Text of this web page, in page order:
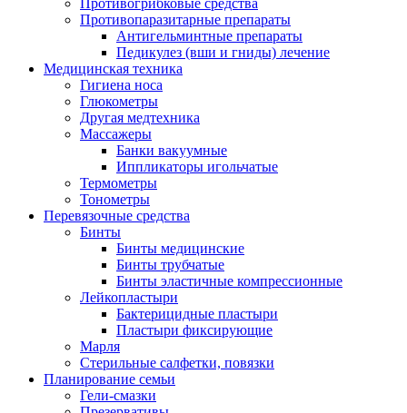
Противогрибковые средства
Противопаразитарные препараты
Антигельминтные препараты
Педикулез (вши и гниды) лечение
Медицинская техника
Гигиена носа
Глюкометры
Другая медтехника
Массажеры
Банки вакуумные
Иппликаторы игольчатые
Термометры
Тонометры
Перевязочные средства
Бинты
Бинты медицинские
Бинты трубчатые
Бинты эластичные компрессионные
Лейкопластыри
Бактерицидные пластыри
Пластыри фиксирующие
Марля
Стерильные салфетки, повязки
Планирование семьи
Гели-смазки